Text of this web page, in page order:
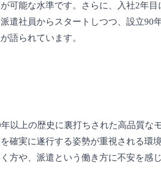
可能な水準です。さらに、入社2年
遣社員からスタートしつつ、設立90
語られています。
以上の歴史に裏打ちされた高品質な
確実に遂行する姿勢が重視される環
方や、派遣という働き方に不安を感